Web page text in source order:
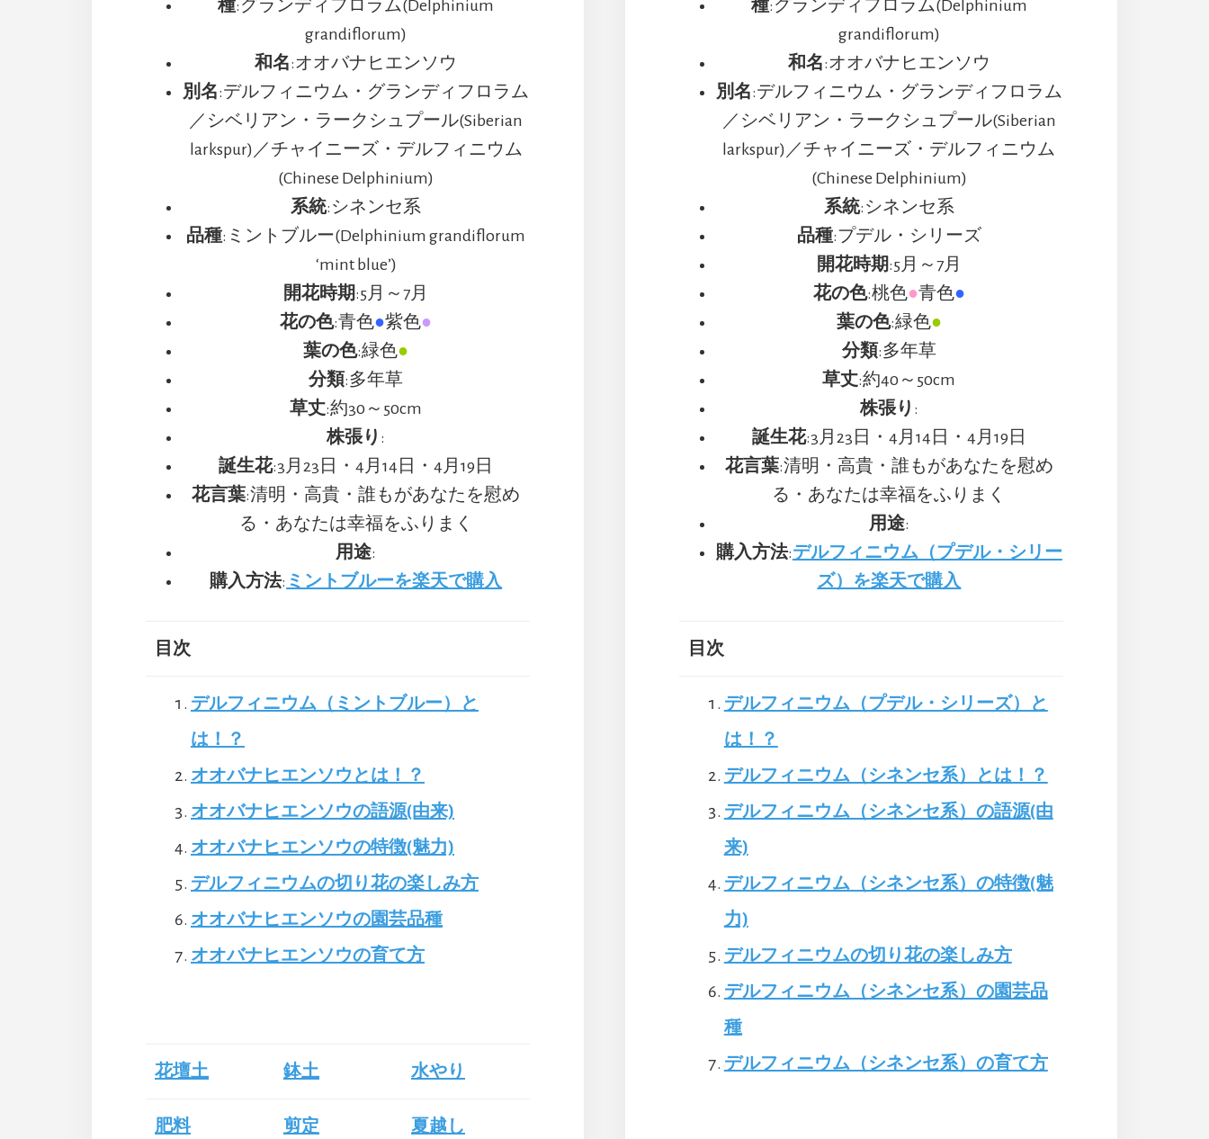
種:グランディフロラム(Delphinium
grandiflorum)
和名:オオバナヒエンソウ
別名:デルフィニウム・グランディフロラム
／シベリアン・ラークシュプール(Siberian
larkspur)／チャイニーズ・デルフィニウム
(Chinese Delphinium)
系統:シネンセ系
品種:ミントブルー(Delphinium grandiflorum
‘mint blue’)
開花時期 :5月～7月
花の色:青色●紫色●
葉の色:緑色●
分類:多年草
草丈:約30～50cm
株張り :
誕生花:3月23日・4月14日・4月19日
花言葉:清明・高貴・誰もがあなたを慰め
る・あなたは幸福をふりまく
用途:
購入方法: ミントブルーを楽天で購入
目次
デルフィニウム（ミントブルー）と
は！？
オオバナヒエンソウとは！？
オオバナヒエンソウの語源(由来)
オオバナヒエンソウの特徴(魅力)
デルフィニウムの切り花の楽しみ方
オオバナヒエンソウの園芸品種
オオバナヒエンソウの育て方
花壇土 鉢土 水やり
肥料 剪定 夏越し
種:グランディフロラム(Delphinium
grandiflorum)
和名:オオバナヒエンソウ
別名:デルフィニウム・グランディフロラム
／シベリアン・ラークシュプール(Siberian
larkspur)／チャイニーズ・デルフィニウム
(Chinese Delphinium)
系統:シネンセ系
品種:プデル・シリーズ
開花時期 :5月～7月
花の色:桃色●青色●
葉の色:緑色●
分類:多年草
草丈:約40～50cm
株張り :
誕生花:3月23日・4月14日・4月19日
花言葉:清明・高貴・誰もがあなたを慰め
る・あなたは幸福をふりまく
用途:
購入方法:デルフィニウム（プデル・シリー
ズ）を楽天で購入
目次
デルフィニウム（プデル・シリーズ）と
は！？
デルフィニウム（シネンセ系）とは！？
デルフィニウム（シネンセ系）の語源(由
来)
デルフィニウム（シネンセ系）の特徴(魅
力)
デルフィニウムの切り花の楽しみ方
デルフィニウム（シネンセ系）の園芸品
種
デルフィニウム（シネンセ系）の育て方